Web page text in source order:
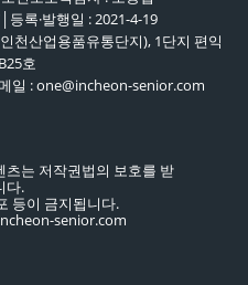
등록·발행일 : 2021-4-19
천산업용품유통단지), 1단지 편익
호
일 : one@incheon-senior.com
는 저작권법의 보호를 받
다.
등이 금지됩니다.
senior.com